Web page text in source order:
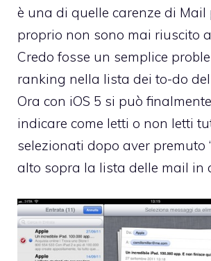
è una di quelle carenze di Mail
proprio non sono mai riuscito
Credo fosse un semplice
ranking nella lista dei to-do
Ora con iOS 5 si può
indicare come letti o non letti
selezionati dopo aver premuto
alto sopra la lista delle mail in